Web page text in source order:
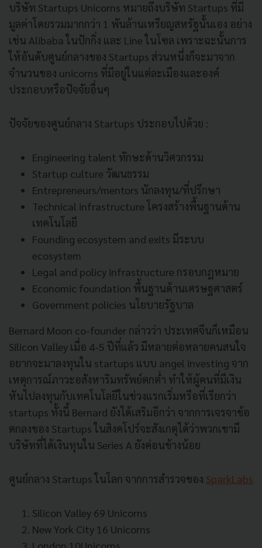
บริษัท Startups Unicorns หมายถึงบริษัท Startups ที่มี
มูลค่าโดยรวมมากกว่า 1 พันล้านเหรียญสหรัฐนั้นเอง อย่าง
เช่น Alibaba ในปักกิ่ง และ Line ในโซล เพราะฉะนั้นการ
ให้อันดับศูนย์กลางของ Startups ส่วนหนึ่งก็จะมาจาก
จำนวนของ unicorns ที่มีอยู่ในแต่ละเมืองและองค์
ประกอบหรือปัจจัยอื่นๆ
ปัจจัยของศูนย์กลาง Startups ประกอบไปด้วย :
Engineering talent ทักษะด้านวิศวกรรม
Startup culture วัฒนธรรม
Entrepreneurs/mentors นักลงทุน/ที่ปรึกษา
Technical infrastructure โครงสร้างพื้นฐานด้าน
เทคโนโลยี
Founding ecosystem and exits มีระบบ
ecosystem
Legal and policy infrastructure กรอบกฎหมาย
Economic foundation พื้นฐานด้านเศรษฐศาสตร์
Government policies นโยบายรัฐบาล
Bernard Moon co-founder กล่าวว่า ประเทศจีนก็เหมือน
Silicon Valley เมื่อ 4-5 ปีที่แล้ว มีหลายต่อหลายคนสนใจ
อยากจะมาลงทุนใน startups แบบ angel investing จาก
เหตุการณ์ภาวะอสังหาริมทรัพย์ตกต่ำ ทำให้ผู้คนที่มีเงิน
หันไปลงทุนกับเทคโนโลยีในช่วงแรกเริ่มหรือที่เรียกว่า
startups ทั้งนี้ Bernard ยังได้เสริมอีกว่า จากการเจรจาข้อ
ตกลงของ Startups ในสิงคโปร์จะสังเกตุได้ว่าพวกเขามี
บริษัทที่ได้เงินทุนใน Series A ยังค่อนข้างน้อย
ศูนย์กลาง Startups ในโลก จากการสำรวจของ SparkLabs
Silicon Valley 69 Unicorns
New York City 16 Unicorns